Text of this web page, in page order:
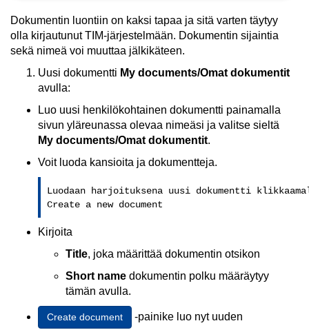
Dokumentin luontiin on kaksi tapaa ja sitä varten täytyy
olla kirjautunut TIM-järjestelmään. Dokumentin sijaintia
sekä nimeä voi muuttaa jälkikäteen.
Uusi dokumentti My documents/Omat dokumentit
avulla:
Luo uusi henkilökohtainen dokumentti painamalla
sivun yläreunassa olevaa nimeäsi ja valitse sieltä
My documents/Omat dokumentit.
Voit luoda kansioita ja dokumentteja.
Luodaan harjoituksena uusi dokumentti
Create a new document
Kirjoita
Title, joka määrittää dokumentin otsikon
Short namedokumentin polku määräytyy
tämän avulla.
Create document -painike luo nyt uuden